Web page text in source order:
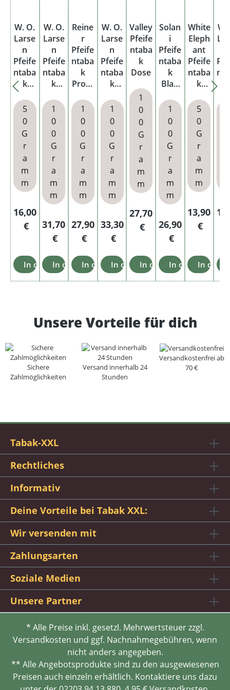
W. O.
Larse
n
Pfeife
ntaba
k
Avalo
n
Mixtu
re
Pouc
h
5
0
G
r
a
m
m
Regulärer Preis:
16,00
€
In den Warenkorb
W. O.
Larse
n
Pfeife
ntaba
k
Danis
h
Dose
1
0
0
G
r
a
m
m
Regulärer Preis:
31,70
€
In den Warenkorb
Reine
r
Pfeife
ntaba
k
Profe
al
Dose
1
0
0
G
r
a
m
m
Regulärer Preis:
27,90
€
In den Warenkorb
W. O.
Larse
n
Pfeife
ntaba
k
ture
Dose
1
0
0
G
r
a
m
m
Regulärer Preis:
33,30
€
In den Warenkorb
Valley
Pfeife
ntaba
k
Dose
1
0
0
G
r
a
m
m
Regulärer Preis:
27,70
€
In den Warenkorb
Solan
i
Pfeife
ntaba
k
Blau
369
Box
1
0
0
G
r
a
m
m
Regulärer Preis:
26,90
€
In den
White
Eleph
ant
Pfeife
ntaba
k
geti
Dose
5
0
G
r
a
m
m
13,90
€
In den
W.
Unsere Vorteile für dich
Sichere
Zahlmöglichkeiten
Versand innerhalb 24
Stunden
Versandkostenfrei ab
70 €
Tabak-XXL
Rechtliches
Informativ
Deine Vorteile bei Tabak XXL:
Wir versenden mit
Zahlungsarten
Soziale Medien
Unsere Partner
* Alle Preise inkl. gesetzl. Mehrwertsteuer zzgl.
Versandkosten und ggf. Nachnahmegebühren, wenn
nicht anders angegeben.
** Alle Angebotsprodukte sind zu den ausgewiesenen
Preisen auch einzeln erhältlich. Kontaktiere uns dazu